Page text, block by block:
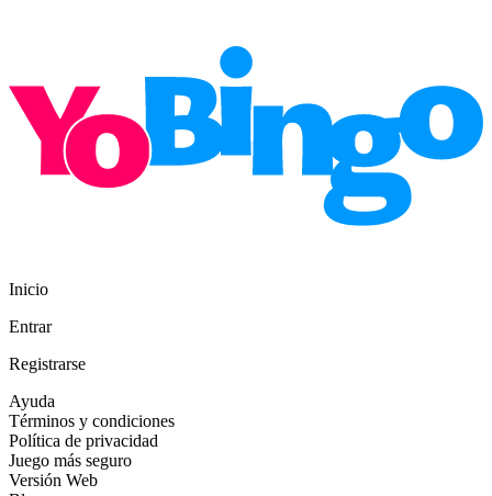
Inicio
Entrar
Registrarse
Ayuda
Términos y condiciones
Política de privacidad
Juego más seguro
Versión Web